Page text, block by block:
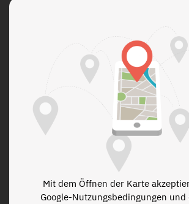
Mit dem Öffnen der Karte
Google-Nutzungsbedingungen und